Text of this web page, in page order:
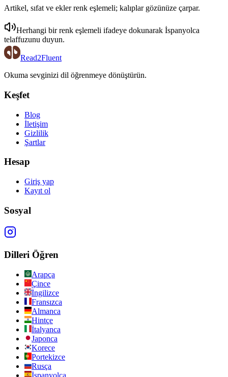
Artikel, sıfat ve ekler renk eşlemeli; kalıplar gözünüze çarpar.
Herhangi bir renk eşlemeli ifadeye dokunarak İspanyolca
telaffuzunu duyun.
Read2Fluent
Okuma sevginizi dil öğrenmeye dönüştürün.
Keşfet
Blog
İletişim
Gizlilik
Şartlar
Hesap
Giriş yap
Kayıt ol
Sosyal
Dilleri Öğren
Arapça
Çince
İngilizce
Fransızca
Almanca
Hintçe
İtalyanca
Japonca
Korece
Portekizce
Rusça
İspanyolca